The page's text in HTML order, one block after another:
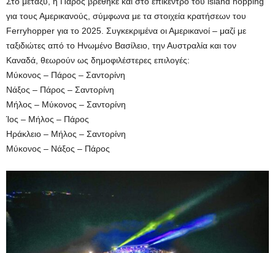
για τους Αμερικανούς, σύμφωνα με τα στοιχεία κρατήσεων του
Ferryhopper για το 2025. Συγκεκριμένα οι Αμερικανοί – μαζί με
ταξιδιώτες από το Ηνωμένο Βασίλειο, την Αυστραλία και τον
Καναδά, θεωρούν ως δημοφιλέστερες επιλογές:
Μύκονος – Πάρος – Σαντορίνη
Νάξος – Πάρος – Σαντορίνη
Μήλος – Μύκονος – Σαντορίνη
Ίος – Μήλος – Πάρος
Ηράκλειο – Μήλος – Σαντορίνη
Μύκονος – Νάξος – Πάρος